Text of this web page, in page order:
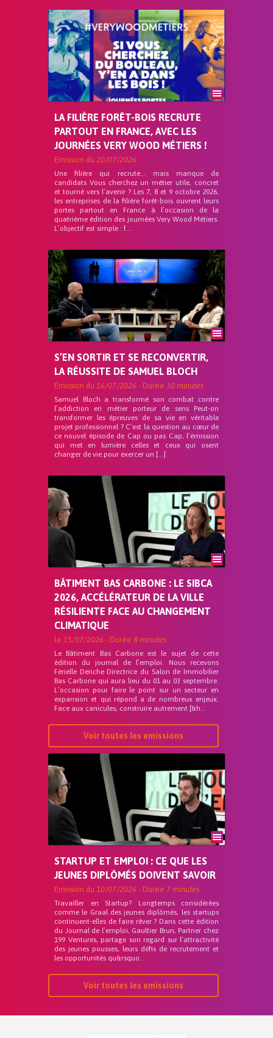
LA FILIÈRE FORÊT-BOIS RECRUTE
PARTOUT EN FRANCE, AVEC LES
JOURNÉES VERY WOOD MÉTIERS !
Emission du 20/07/2026
Une filière qui recrute… mais manque de
candidats Vous cherchez un métier utile, concret
et tourné vers l’avenir ? Les 7, 8 et 9 octobre 2026,
les entreprises de la filière forêt-bois ouvrent leurs
portes partout en France à l’occasion de la
quatrième édition des journées Very Wood Métiers.
L’objectif est simple : f...
S’EN SORTIR ET SE RECONVERTIR,
LA RÉUSSITE DE SAMUEL BLOCH
Emission du 16/07/2026 - Durée 30 minutes
Samuel Bloch a transformé son combat contre
l’addiction en métier porteur de sens Peut-on
transformer les épreuves de sa vie en véritable
projet professionnel ? C’est la question au cœur de
ce nouvel épisode de Cap ou pas Cap, l’émission
qui met en lumière celles et ceux qui osent
changer de vie pour exercer un […]
BÂTIMENT BAS CARBONE : LE SIBCA
2026, ACCÉLÉRATEUR DE LA VILLE
RÉSILIENTE FACE AU CHANGEMENT
CLIMATIQUE
le 15/07/2026 - Durée 8 minutes
Le Bâtiment Bas Carbone est le sujet de cette
édition du journal de l’emploi. Nous recevons
Férielle Deriche Directrice du Salon de Immobilier
Bas Carbone qui aura lieu du 01 au 03 septembre.
L’occasion pour faire le point sur un secteur en
expansion et qui répond a de nombreux enjeux.
Face aux canicules, construire autrement [&h...
Voir toutes les emissions
STARTUP ET EMPLOI : CE QUE LES
JEUNES DIPLÔMÉS DOIVENT SAVOIR
Emission du 10/07/2026 - Durée 7 minutes
Travailler en Startup? Longtemps considérées
comme le Graal des jeunes diplômés, les startups
continuent-elles de faire rêver ? Dans cette édition
du Journal de l’emploi, Gaultier Brun, Partner chez
199 Ventures, partage son regard sur l’attractivité
des jeunes pousses, leurs défis de recrutement et
les opportunités qu&rsquo...
Voir toutes les emissions